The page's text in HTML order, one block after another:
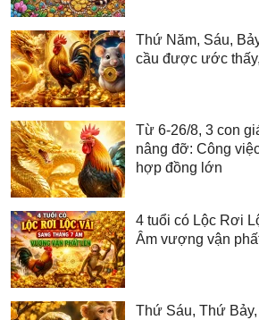
Thứ Năm, Sáu,
cầu được ước
Từ 6-26/8, 3 con
nâng đỡ: Công
hợp đồng lớn
4 tuổi có Lộc Rơi
Âm vượng vận
Thứ Sáu, Thứ